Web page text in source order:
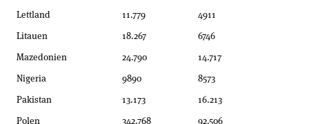
Lettland
11.779
4911
Litauen
18.267
6746
Mazedonien
24.790
14.717
Nigeria
9890
8573
Pakistan
13.173
16.213
Polen
342.768
92.506